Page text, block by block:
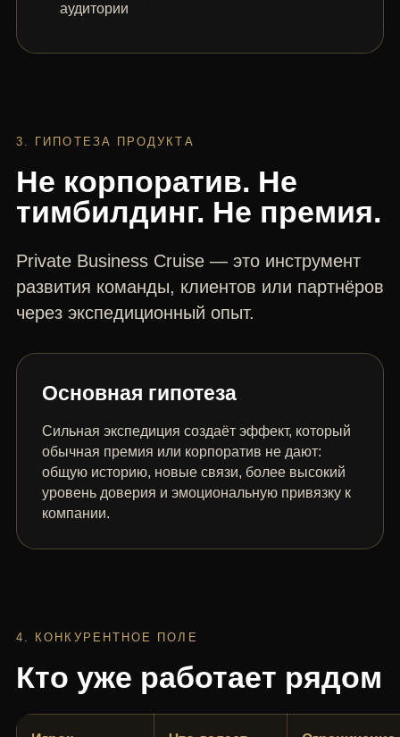
аудитории
3. ГИПОТЕЗА ПРОДУКТА
Не корпоратив. Не
тимбилдинг. Не премия.
Private Business Cruise — это инструмент
развития команды, клиентов или партнёров
через экспедиционный опыт.
Основная гипотеза
Сильная экспедиция создаёт эффект, который
обычная премия или корпоратив не дают:
общую историю, новые связи, более высокий
уровень доверия и эмоциональную привязку к
компании.
4. КОНКУРЕНТНОЕ ПОЛЕ
Кто уже работает рядом